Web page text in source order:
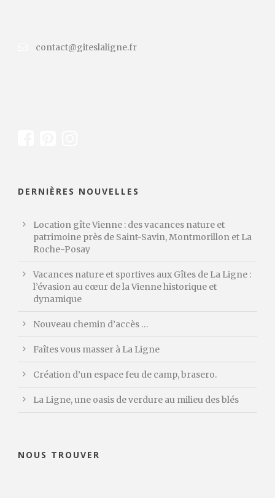
contact@giteslaligne.fr
DERNIÈRES NOUVELLES
Location gîte Vienne : des vacances nature et
patrimoine près de Saint-Savin, Montmorillon et La
Roche-Posay
Vacances nature et sportives aux Gîtes de La Ligne :
l’évasion au cœur de la Vienne historique et
dynamique
Nouveau chemin d’accès …
Faîtes vous masser à La Ligne
Création d’un espace feu de camp, brasero.
La Ligne, une oasis de verdure au milieu des blés
NOUS TROUVER